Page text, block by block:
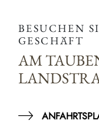
BESUCHEN
GESCHÄFT
AM